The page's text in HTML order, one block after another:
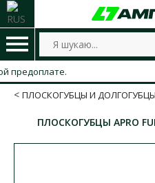
ПЛОСКОГУБЦЫ И ДОЛГОГУБЦЫ
ПЛОСКОГУБЦЫ APRO